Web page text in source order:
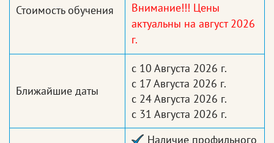
Стоимость обучения
Внимание!!! Цены
актуальны на август 2026
г.
Ближайшие даты
с 10 Августа 2026 г.
с 17 Августа 2026 г.
с 24 Августа 2026 г.
с 31 Августа 2026 г.
Наличие профильного